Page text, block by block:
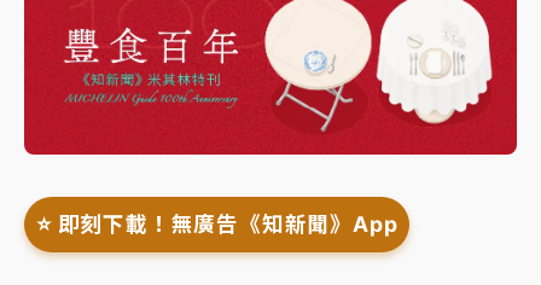
⭐️ 即刻下載！無廣告《知新聞》App